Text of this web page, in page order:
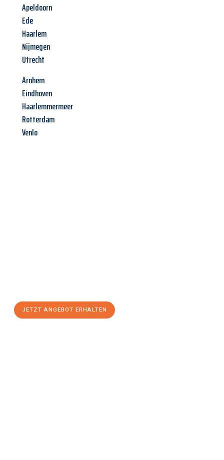
Apeldoorn
Ede
Haarlem
Nijmegen
Utrecht
Arnhem
Eindhoven
Haarlemmermeer
Rotterdam
Venlo
JETZT ANGEBOT ERHALTEN